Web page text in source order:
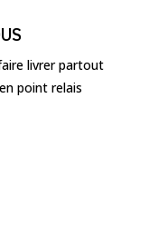
livrer partout
point relais